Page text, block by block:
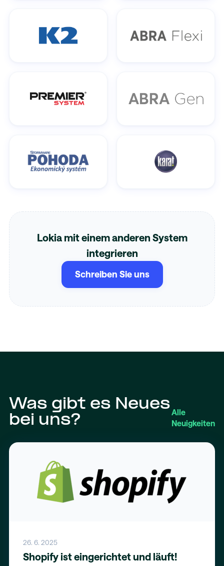
Lokia mit einem anderen System
integrieren
Schreiben Sie uns
Was gibt es Neues
bei uns?
Alle
Neuigkeiten
26. 6. 2025
Shopify ist eingerichtet und läuft!